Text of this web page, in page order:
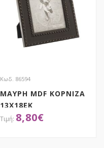
Κωδ. 86594
ΜΑΥΡΗ MDF ΚΟΡΝΙΖΑ
13Χ18ΕΚ
8,80€